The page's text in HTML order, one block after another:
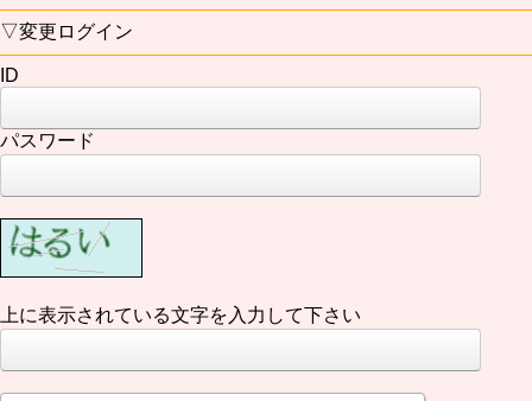
▽変更ログイン
ID
パスワード
上に表示されている文字を入力して下さい